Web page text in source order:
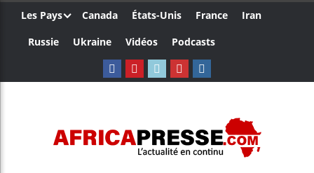
Les Pays Canada États-Unis France
Iran
Russie
Ukraine Vidéos Podcasts